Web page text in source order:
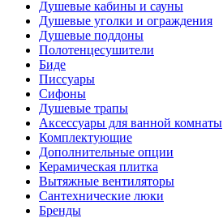
Душевые кабины и сауны
Душевые уголки и ограждения
Душевые поддоны
Полотенцесушители
Биде
Писсуары
Сифоны
Душевые трапы
Аксессуары для ванной комнаты
Комплектующие
Дополнительные опции
Керамическая плитка
Вытяжные вентиляторы
Сантехнические люки
Бренды